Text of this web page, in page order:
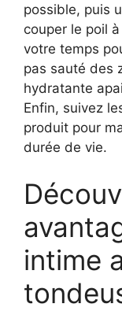
possible, puis
couper le poil
votre temps
pas sauté des
hydratante
Enfin, suivez
produit pour
durée de vie.
intime